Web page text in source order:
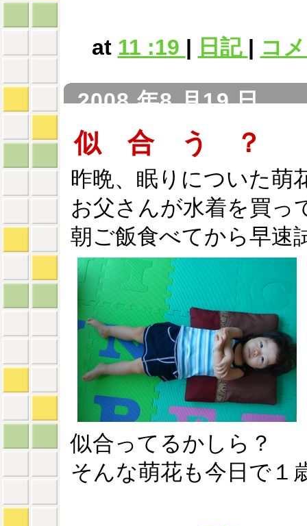
at 11 :19 | 日記 | コ
2008 年8 月19 日
似 合 う ？
昨晩、眠りについた萌
お父さんが水着を買っ
朝ご飯食べてから早速
似合ってるかしら？
そんな萌花も今日で１